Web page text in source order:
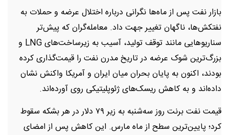
بازار نفت پس از ماه‌ها نگرانی درباره اختلال عرضه و حملات به
نفتکش‌ها، ناگهان تغییر جهت داد. معامله‌گران که پیش‌تر
سناریوهایی مانند توقف تولید، آسیب به زیرساخت‌های LNG و
بزرگ‌ترین شوک عرضه در تاریخ مدرن نفت را قیمت‌گذاری کرده
بودند، اکنون به پایان بحران میان ایران و آمریکا واکنش نشان
داده‌اند و به کاهش ریسک‌های ژئوپلیتیکی روی آورده‌اند.
قیمت نفت برنت روز سه‌شنبه به زیر ۷۹ دلار در هر بشکه سقوط
کرد؛ پایین‌ترین سطح از ماه مارس. این کاهش پس از امضای